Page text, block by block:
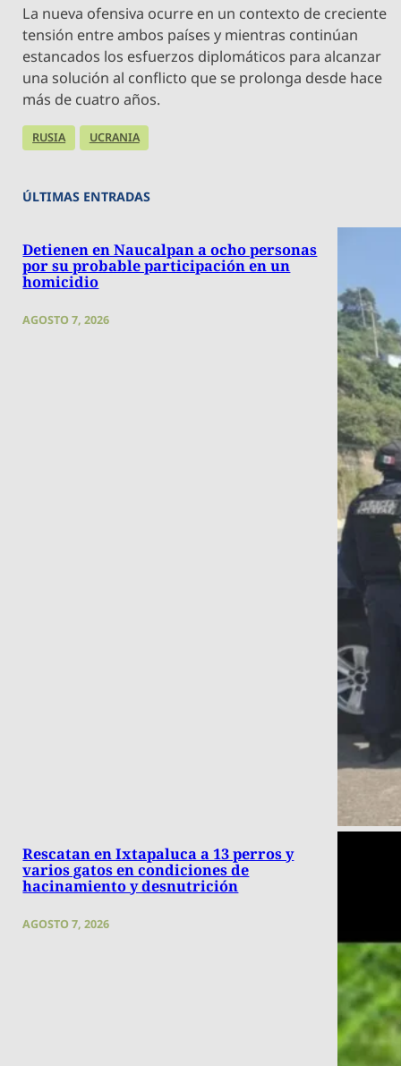
La nueva ofensiva ocurre en un contexto de creciente
tensión entre ambos países y mientras continúan
estancados los esfuerzos diplomáticos para alcanzar
una solución al conflicto que se prolonga desde hace
más de cuatro años.
RUSIA UCRANIA
ÚLTIMAS ENTRADAS
Detienen en Naucalpan a ocho personas
por su probable participación en un
homicidio
AGOSTO 7, 2026
Rescatan en Ixtapaluca a 13 perros y
varios gatos en condiciones de
hacinamiento y desnutrición
AGOSTO 7, 2026